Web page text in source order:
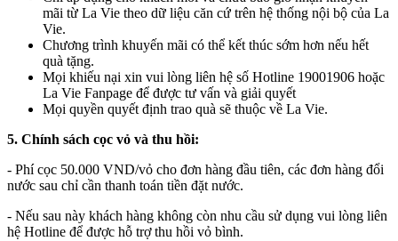
mãi từ La Vie theo dữ liệu căn cứ trên hệ thống nội bộ của La
Vie.
Chương trình khuyến mãi có thể kết thúc sớm hơn nếu hết
quà tặng.
Mọi khiếu nại xin vui lòng liên hệ số Hotline 19001906 hoặc
La Vie Fanpage để được tư vấn và giải quyết
Mọi quyền quyết định trao quà sẽ thuộc về La Vie.
5. Chính sách cọc vỏ và thu hồi:
- Phí cọc 50.000 VND/vỏ cho đơn hàng đầu tiên, các đơn hàng đổi
nước sau chỉ cần thanh toán tiền đặt nước.
- Nếu sau này khách hàng không còn nhu cầu sử dụng vui lòng liên
hệ Hotline để được hỗ trợ thu hồi vỏ bình.